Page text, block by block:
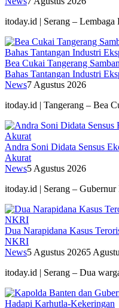
itoday.id | Serang –
Bea Cukai Tangerang
Bahas Tantangan Industri
News7 Agustus 2026
itoday.id | Tangerang – Bea
Andra Soni Didata Sensus
Akurat
News5 Agustus 2026
itoday.id | Serang –
Dua Narapidana Kasus
NKRI
News5 Agustus 20265
itoday.id | Serang – Dua